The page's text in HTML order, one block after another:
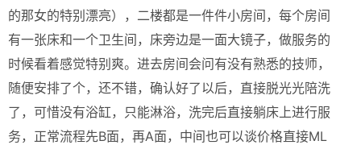
的那女的特别漂亮），二楼都是一件件小房间，每个房间
有一张床和一个卫生间，床旁边是一面大镜子，做服务的
时候看着感觉特别爽。进去房间会问有没有熟悉的技师，
随便安排了个，还不错，确认好了以后，直接脱光光陪洗
了，可惜没有浴缸，只能淋浴，洗完后直接躺床上进行服
务，正常流程先B面，再A面，中间也可以谈价格直接ML